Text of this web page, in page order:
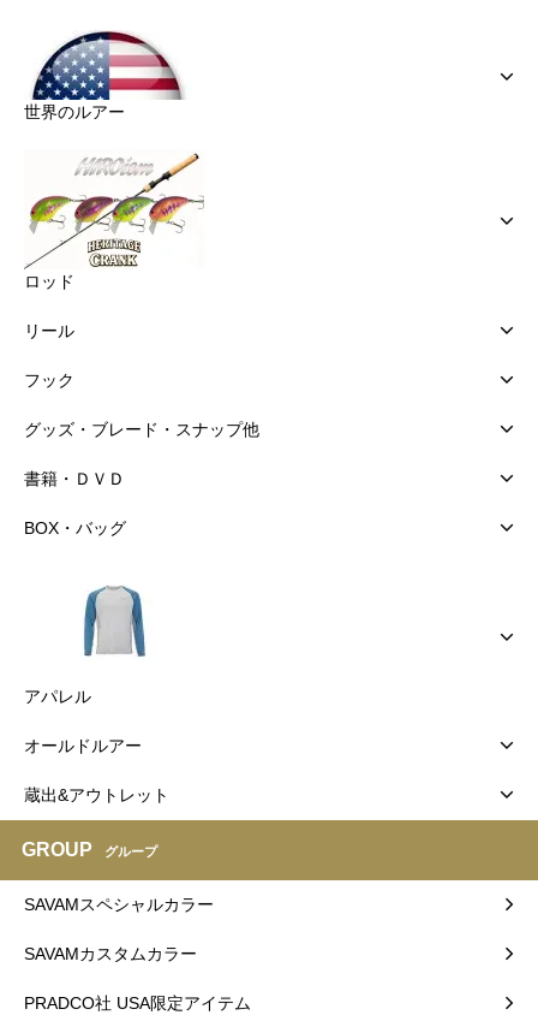
世界のルアー
ロッド
リール
フック
グッズ・ブレード・スナップ他
書籍・ＤＶＤ
BOX・バッグ
アパレル
オールドルアー
蔵出&アウトレット
GROUP グループ
SAVAMスペシャルカラー
SAVAMカスタムカラー
PRADCO社 USA限定アイテム